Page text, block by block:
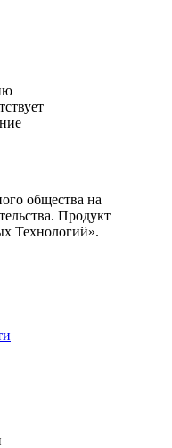
общества на
Продукт
Технологий».